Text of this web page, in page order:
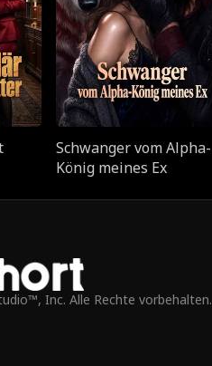
Schwanger vom Alpha-
König meines Ex
Inc. Alle Rechte vorbehalten.